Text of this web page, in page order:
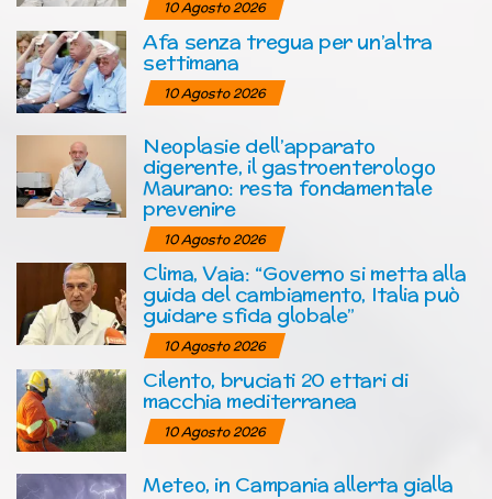
10 Agosto 2026
Afa senza tregua per un’altra
settimana
10 Agosto 2026
Neoplasie dell’apparato
digerente, il gastroenterologo
Maurano: resta fondamentale
prevenire
10 Agosto 2026
Clima, Vaia: “Governo si metta alla
guida del cambiamento, Italia può
guidare sfida globale”
10 Agosto 2026
Cilento, bruciati 20 ettari di
macchia mediterranea
10 Agosto 2026
Meteo, in Campania allerta gialla